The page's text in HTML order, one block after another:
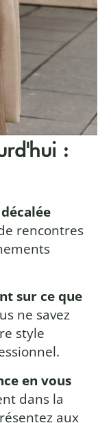
:
rencontres
sur ce que
ne savez
style
en vous
dans la
aux